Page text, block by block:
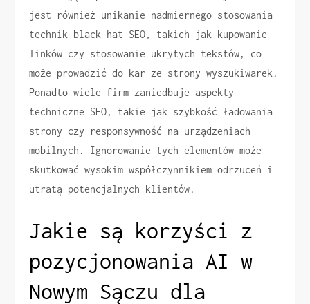
jest również unikanie nadmiernego stosowania
technik black hat SEO, takich jak kupowanie
linków czy stosowanie ukrytych tekstów, co
może prowadzić do kar ze strony wyszukiwarek.
Ponadto wiele firm zaniedbuje aspekty
techniczne SEO, takie jak szybkość ładowania
strony czy responsywność na urządzeniach
mobilnych. Ignorowanie tych elementów może
skutkować wysokim współczynnikiem odrzuceń i
utratą potencjalnych klientów.
Jakie są korzyści z
pozycjonowania AI w
Nowym Sączu dla